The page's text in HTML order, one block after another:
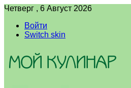
Четверг , 6 Август 2026
Войти
Switch skin